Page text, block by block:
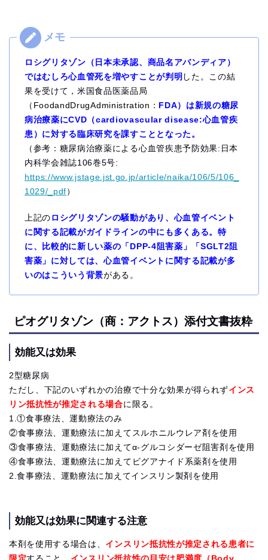
ロシグリタゾン（日本未承認、商品名アバンディア）
ではむしろ心血管死を増やすことが判明 した。この結
果を受けて，米国食品医薬品局
（FoodandDrugAdministration： FDA）は新規の糖尿
病治療薬にCVD（cardiovascular disease:心血管疾
患）に対する臨床研究を課すこととなった。
（参考：糖尿病治療薬による心血管疾患予防効果:日本
内科学会雑誌106巻5号:
https://www.jstage.jst.go.jp/article/naika/106/5/106_
1029/_pdf ）
上記の ロシグリタゾンの騒動があり、心血管イベント
に関する記載がガイドラインの中にも多くある。特
に、比較的に新しい薬の「DPP-4阻害薬」「SGLT2阻
害薬」に対しては、心血管イベントに関する記載が多
いのはこういう背景がある。
ピオグリタゾン（商：アクトス）添付文書抜粋
効能又は効果
2型糖尿病
ただし、下記のいずれかの治療で十分な効果が得られずインス
リン抵抗性が推定される場合に限る。
1.①食事療法、運動療法のみ
②食事療法、運動療法に加えてスルホニルウレア剤を使用
③食事療法、運動療法に加えてα-グルコシダーゼ阻害剤を使用
④食事療法、運動療法に加えてビグアナイド系薬剤を使用
2.食事療法、運動療法に加えてインスリン製剤を使用
効能又は効果に関連する注意
本剤を使用する場合は、 インスリン抵抗性が推定される患者に